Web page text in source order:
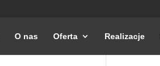
O nas Oferta Realizacje